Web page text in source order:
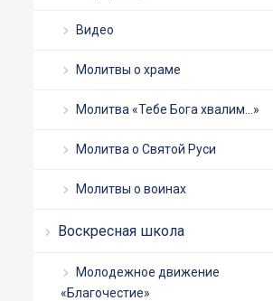
Видео
Молитвы о храме
Молитва «Тебе Бога хвалим…»
Молитва о Святой Руси
Молитвы о воинах
Воскресная школа
Молодежное движение
«Благочестие»